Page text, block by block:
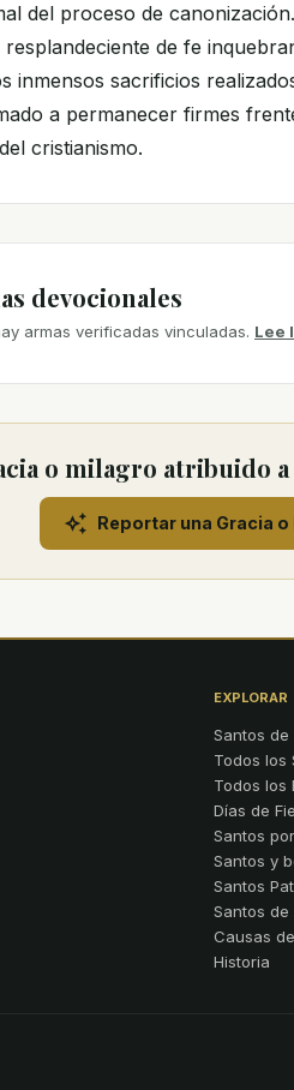
del proceso de
de fe
inmensos sacrificios
a permanecer firmes
cristianismo.
devocionales
armas verificadas vinculadas. Lee
o milagro atribuido
Reportar una Gracia
EXPLORAR
Santos de
Todos los
Todos los
Días de
Santos
Santos y
Santos
Santos de
Causas
Historia